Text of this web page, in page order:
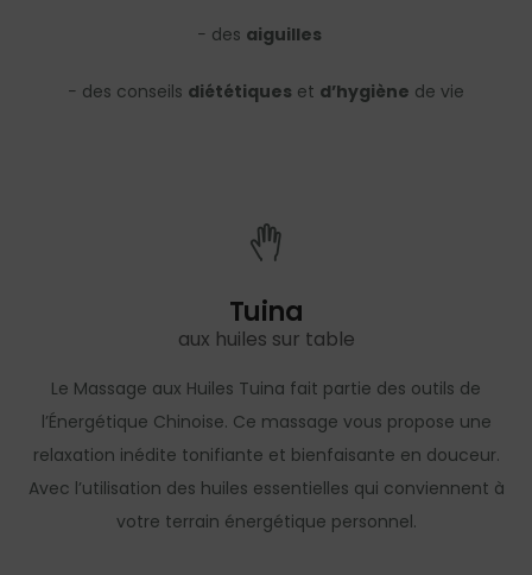
− des aiguilles
− des conseils diététiques et d’hygiène de vie
Tuina
aux huiles sur table
Le Massage aux Huiles Tuina fait partie des outils de
l’Énergétique Chinoise. Ce massage vous propose une
relaxation inédite tonifiante et bienfaisante en douceur.
Avec l’utilisation des huiles essentielles qui conviennent à
votre terrain énergétique personnel.